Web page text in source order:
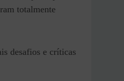
totalmente
desafios e críticas